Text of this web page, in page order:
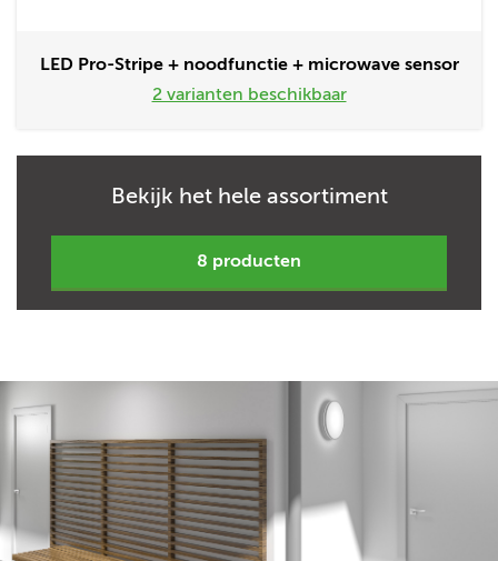
LED Pro-Stripe + noodfunctie + microwave sensor
2 varianten beschikbaar
Bekijk het hele assortiment
8 producten